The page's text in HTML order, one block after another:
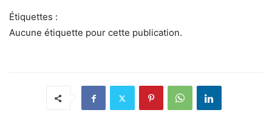
Étiquettes :
Aucune étiquette pour cette publication.